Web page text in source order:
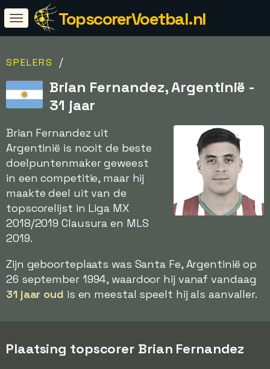
TopscorerVoetbal.nl
SPELERS /
Brian Fernandez, Argentinië -
31 jaar
Brian Fernandez uit
Argentinië is nooit de beste
doelpuntenmaker geweest
in een competitie, maar hij
maakte deel uit van de
topscorelijst in Liga MX
2018/2019 Clausura en MLS
2019.
Zijn geboorteplaats was Santa Fe, Argentinië op
26 september 1994, waardoor hij vanaf vandaag
31 jaar oud is en meestal speelt hij als aanvaller.
Plaatsing topscorer Brian Fernandez